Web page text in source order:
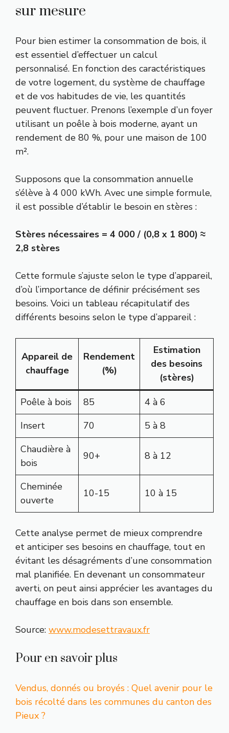
sur mesure
Pour bien estimer la consommation de bois, il
est essentiel d’effectuer un calcul
personnalisé. En fonction des caractéristiques
de votre logement, du système de chauffage
et de vos habitudes de vie, les quantités
peuvent fluctuer. Prenons l’exemple d’un foyer
utilisant un poêle à bois moderne, ayant un
rendement de 80 %, pour une maison de 100
m².
Supposons que la consommation annuelle
s’élève à 4 000 kWh. Avec une simple formule,
il est possible d’établir le besoin en stères :
Stères nécessaires = 4 000 / (0,8 x 1 800) ≈
2,8 stères
Cette formule s’ajuste selon le type d’appareil,
d’où l’importance de définir précisément ses
besoins. Voici un tableau récapitulatif des
différents besoins selon le type d’appareil :
Appareil de
chauffage
Rendement
(%)
Estimation
des besoins
(stères)
Poêle à bois
85
4 à 6
Insert
70
5 à 8
Chaudière à
bois
90+ 8 à 12
Cheminée
ouverte
10-15 10 à 15
Cette analyse permet de mieux comprendre
et anticiper ses besoins en chauffage, tout en
évitant les désagréments d’une consommation
mal planifiée. En devenant un consommateur
averti, on peut ainsi apprécier les avantages du
chauffage en bois dans son ensemble.
Source: www.modesettravaux.fr
Pour en savoir plus
Vendus, donnés ou broyés : Quel avenir pour le
bois récolté dans les communes du canton des
Pieux ?